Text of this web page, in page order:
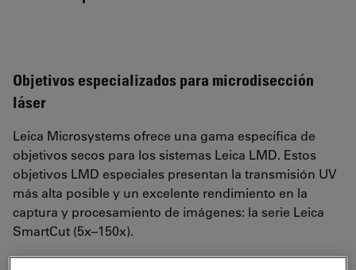
Objetivos especializados para microdisección
láser
Leica Microsystems ofrece una gama específica de
objetivos secos para los sistemas Leica LMD. Estos
objetivos LMD especiales presentan la transmisión UV
más alta posible y un excelente rendimiento en la
captura y procesamiento de imágenes: la serie Leica
SmartCut (5x–150x).